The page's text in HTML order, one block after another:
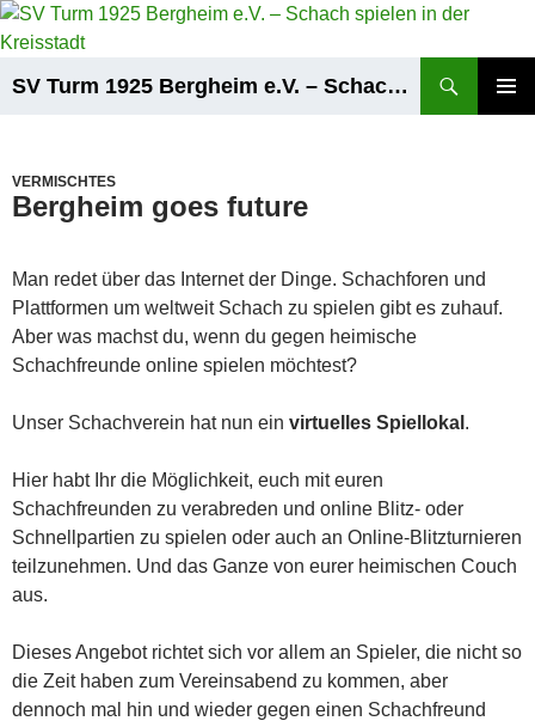
Zum
Inhalt
SV Turm 1925 Bergheim e.V. – Schach spielen in der Kreisstadt
VERMISCHTES
Bergheim goes future
Man redet über das Internet der Dinge. Schachforen und
Plattformen um weltweit Schach zu spielen gibt es zuhauf.
Aber was machst du, wenn du gegen heimische
Schachfreunde online spielen möchtest?
Unser Schachverein hat nun ein virtuelles Spiellokal .
Hier habt Ihr die Möglichkeit, euch mit euren
Schachfreunden zu verabreden und online Blitz- oder
Schnellpartien zu spielen oder auch an Online-Blitzturnieren
teilzunehmen. Und das Ganze von eurer heimischen Couch
aus.
Dieses Angebot richtet sich vor allem an Spieler, die nicht so
die Zeit haben zum Vereinsabend zu kommen, aber
dennoch mal hin und wieder gegen einen Schachfreund